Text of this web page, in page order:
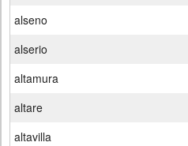
alseno
alserio
altamura
altare
altavilla